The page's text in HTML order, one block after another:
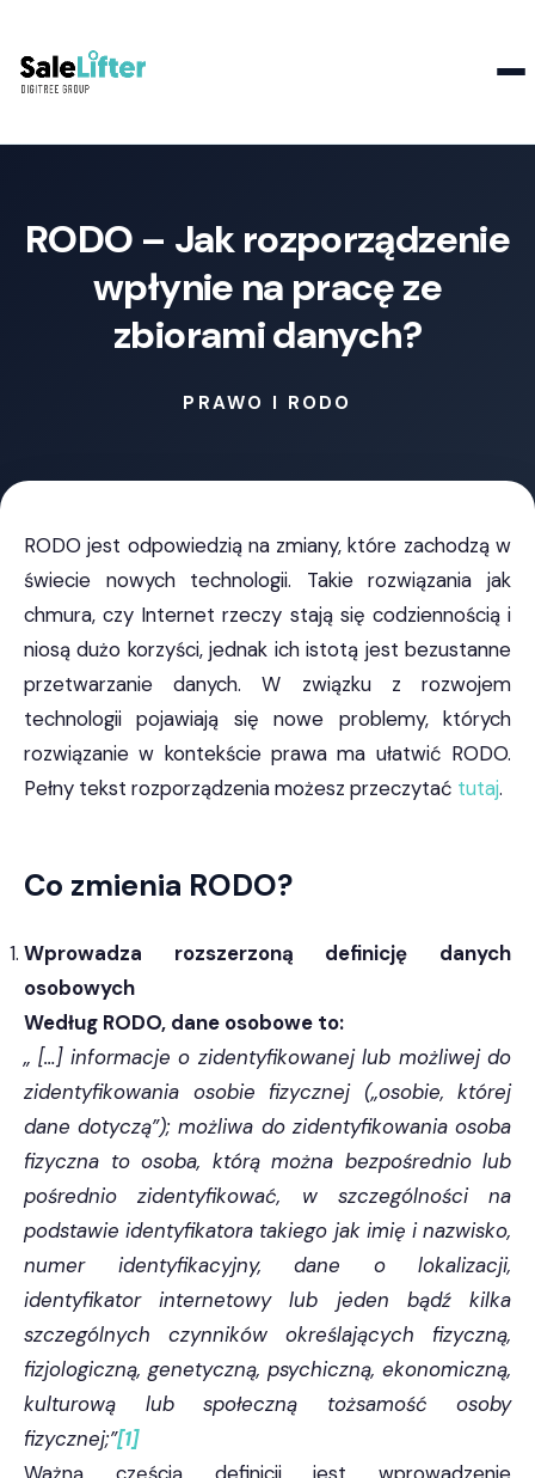
RODO – Jak rozporządzenie
wpłynie na pracę ze
zbiorami danych?
PRAWO I RODO
RODO jest odpowiedzią na zmiany, które zachodzą w
świecie nowych technologii. Takie rozwiązania jak
chmura, czy Internet rzeczy stają się codziennością i
niosą dużo korzyści, jednak ich istotą jest bezustanne
przetwarzanie danych. W związku z rozwojem
technologii pojawiają się nowe problemy, których
rozwiązanie w kontekście prawa ma ułatwić RODO.
Pełny tekst rozporządzenia możesz przeczytać tutaj.
Co zmienia RODO?
Wprowadza rozszerzoną definicję danych
osobowych
Według RODO, dane osobowe to:
„ […] informacje o zidentyfikowanej lub możliwej do
zidentyfikowania osobie fizycznej („osobie, której
dane dotyczą”); możliwa do zidentyfikowania osoba
fizyczna to osoba, którą można bezpośrednio lub
pośrednio zidentyfikować, w szczególności na
podstawie identyfikatora takiego jak imię i nazwisko,
numer identyfikacyjny, dane o lokalizacji,
identyfikator internetowy lub jeden bądź kilka
szczególnych czynników określających fizyczną,
fizjologiczną, genetyczną, psychiczną, ekonomiczną,
kulturową lub społeczną tożsamość osoby
fizycznej;”[1]